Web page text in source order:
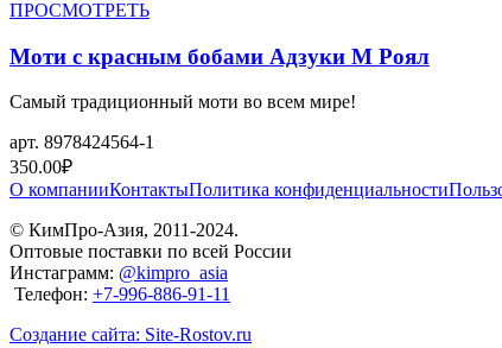
ПРОСМОТРЕТЬ
Моти с красным бобами Адзуки М Роял
Самый традиционный моти во всем мире!
арт. 8978424564-1
350.00₽
О компанииКонтактыПолитика конфиденциальности
© КимПро-Азия, 2011-2024.
Оптовые поставки по всей России
Инстаграмм: @kimpro_asia
Телефон: +7-996-886-91-11
Создание сайта: Site-Rostov.ru